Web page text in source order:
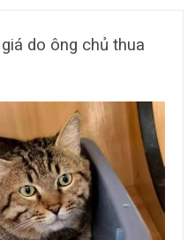
do ông chủ thua